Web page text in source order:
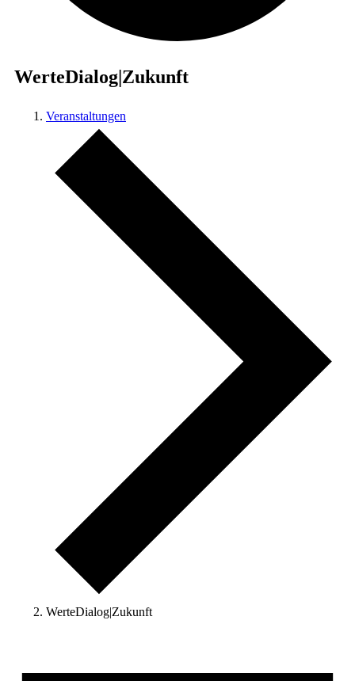
WerteDialog|Zukunft
Veranstaltungen
WerteDialog|Zukunft